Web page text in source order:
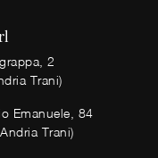
2
Trani)
Emanuele, 84
Trani)